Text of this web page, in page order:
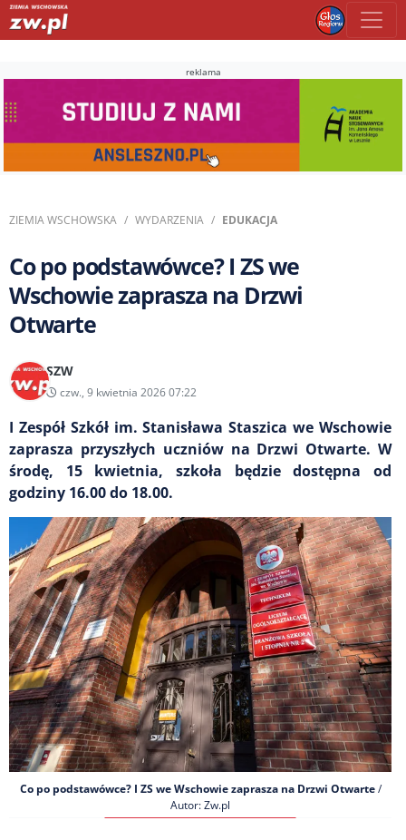
reklama
ZIEMIA WSCHOWSKA WYDARZENIA EDUKACJA
Co po podstawówce? I ZS we
Wschowie zaprasza na Drzwi
Otwarte
SZW
czw., 9 kwietnia 2026 07:22
I Zespół Szkół im. Stanisława Staszica we Wschowie
zaprasza przyszłych uczniów na Drzwi Otwarte. W
środę, 15 kwietnia, szkoła będzie dostępna od
godziny 16.00 do 18.00.
Co po podstawówce? I ZS we Wschowie zaprasza na Drzwi Otwarte /
Autor: Zw.pl